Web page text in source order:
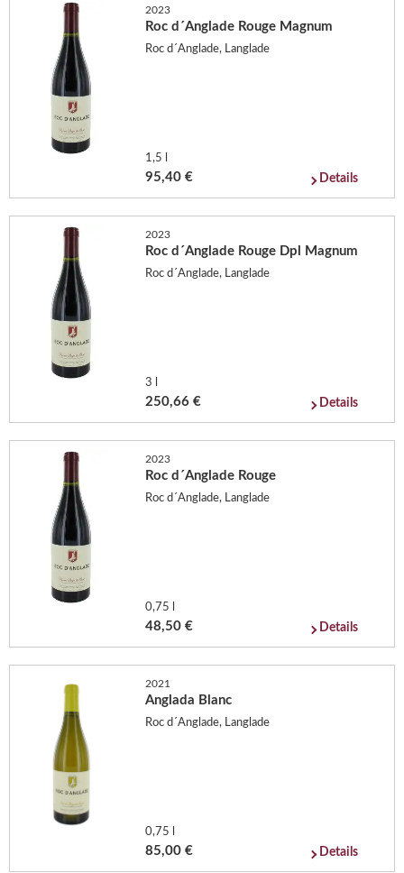
2023
Roc d´Anglade Rouge Magnum
Roc d´Anglade, Langlade
1,5 l
95,40 € Details
2023
Roc d´Anglade Rouge Dpl Magnum
Roc d´Anglade, Langlade
3 l
250,66 € Details
2023
Roc d´Anglade Rouge
Roc d´Anglade, Langlade
0,75 l
48,50 € Details
2021
Anglada Blanc
Roc d´Anglade, Langlade
0,75 l
85,00 € Details